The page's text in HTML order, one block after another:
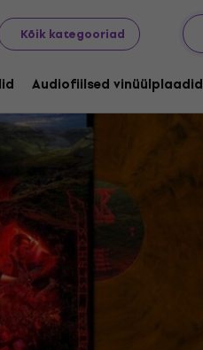
Kõik kategooriad
Audiofiilsed vinüülplaadid